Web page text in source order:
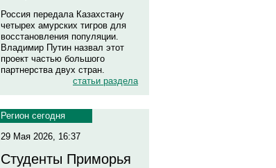
Россия передала Казахстану
четырех амурских тигров для
восстановления популяции.
Владимир Путин назвал этот
проект частью большого
партнерства двух стран.
статьи раздела
Регион сегодня
29 Мая 2026, 16:37
Студенты Приморья